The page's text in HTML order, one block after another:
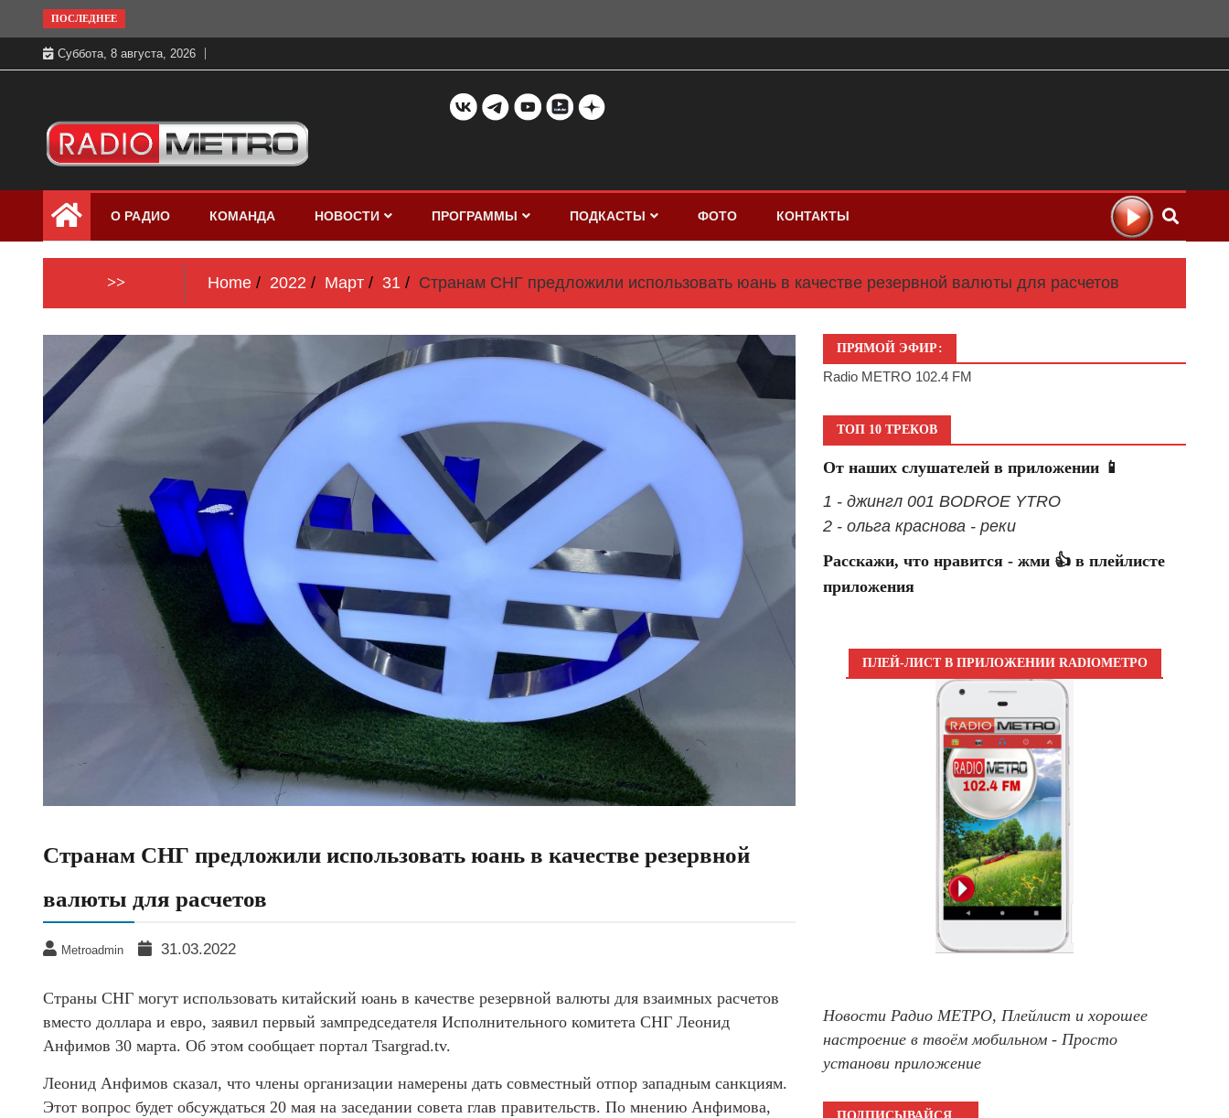
to
content
ПОСЛЕДНЕЕ
Суббота, 8 августа, 2026
Радио МЕТРО
бесплатно в хорошем качестве Санкт-
Петербург и Россия
О РАДИО КОМАНДА НОВОСТИ ПРОГРАММЫ ПОДКАСТЫ ФОТО КОНТАКТЫ
>> Home 2022 Март 31 Странам СНГ предложили использовать юань в качестве резервной валюты для расчетов
Странам СНГ предложили использовать юань в качестве резервной
валюты для расчетов
Metroadmin 31.03.2022
Страны СНГ могут использовать китайский юань в качестве резервной валюты для взаимных расчетов
вместо доллара и евро, заявил первый зампредседателя Исполнительного комитета СНГ Леонид
Анфимов 30 марта. Об этом сообщает портал Tsargrad.tv.
Леонид Анфимов сказал, что члены организации намерены дать совместный отпор западным санкциям.
Этот вопрос будет обсуждаться 20 мая на заседании совета глав правительств. По мнению Анфимова,
ПРЯМОЙ ЭФИР:
Radio METRO 102.4 FM
ТОП 10 ТРЕКОВ
От наших слушателей в приложении 📱
1 - джингл 001 BODROE YTRO
2 - ольга краснова - реки
Расскажи, что нравится - жми 👍 в плейлисте
приложения
ПЛЕЙ-ЛИСТ В ПРИЛОЖЕНИИ RADIOМЕТРО
Новости Радио МЕТРО, Плейлист и хорошее
настроение в твоём мобильном - Просто
установи приложение